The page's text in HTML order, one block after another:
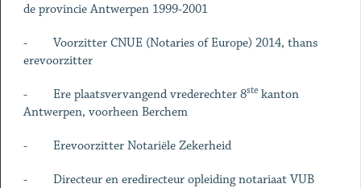
de provincie Antwerpen 1999-2001
- Voorzitter CNUE (Notaries of Europe) 2014, thans
erevoorzitter
- Ere plaatsvervangend vrederechter 8stekanton
Antwerpen, voorheen Berchem
- Erevoorzitter Notariële Zekerheid
- Directeur en eredirecteur opleiding notariaat VUB